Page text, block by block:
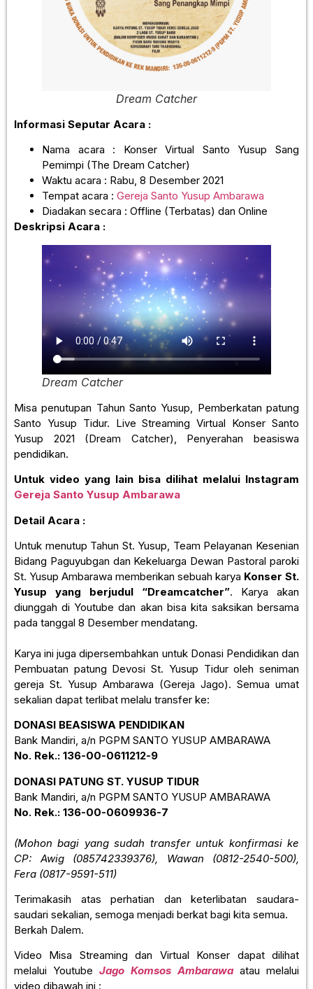
Dream Catcher
Informasi Seputar Acara :
Nama acara : Konser Virtual Santo Yusup Sang
Pemimpi (The Dream Catcher)
Waktu acara : Rabu, 8 Desember 2021
Tempat acara : Gereja Santo Yusup Ambarawa
Diadakan secara : Offline (Terbatas) dan Online
Deskripsi Acara :
Dream Catcher
Misa penutupan Tahun Santo Yusup, Pemberkatan patung
Santo Yusup Tidur. Live Streaming Virtual Konser Santo
Yusup 2021 (Dream Catcher), Penyerahan beasiswa
pendidikan.
Untuk video yang lain bisa dilihat melalui Instagram
Gereja Santo Yusup Ambarawa
Detail Acara :
Untuk menutup Tahun St. Yusup, Team Pelayanan Kesenian
Bidang Paguyubgan dan Kekeluarga Dewan Pastoral paroki
St. Yusup Ambarawa memberikan sebuah karya Konser St.
Yusup yang berjudul “Dreamcatcher”. Karya akan
diunggah di Youtube dan akan bisa kita saksikan bersama
pada tanggal 8 Desember mendatang.
Karya ini juga dipersembahkan untuk Donasi Pendidikan dan
Pembuatan patung Devosi St. Yusup Tidur oleh seniman
gereja St. Yusup Ambarawa (Gereja Jago). Semua umat
sekalian dapat terlibat melalu transfer ke:
DONASI BEASISWA PENDIDIKAN
Bank Mandiri, a/n PGPM SANTO YUSUP AMBARAWA
No. Rek.: 136-00-0611212-9
DONASI PATUNG ST. YUSUP TIDUR
Bank Mandiri, a/n PGPM SANTO YUSUP AMBARAWA
No. Rek.: 136-00-0609936-7
(Mohon bagi yang sudah transfer untuk konfirmasi ke
CP: Awig (085742339376), Wawan (0812-2540-500),
Fera (0817-9591-511)
Terimakasih atas perhatian dan keterlibatan saudara-
saudari sekalian, semoga menjadi berkat bagi kita semua.
Berkah Dalem.
Video Misa Streaming dan Virtual Konser dapat dilihat
melalui Youtube Jago Komsos Ambarawaatau melalui
video dibawah ini :